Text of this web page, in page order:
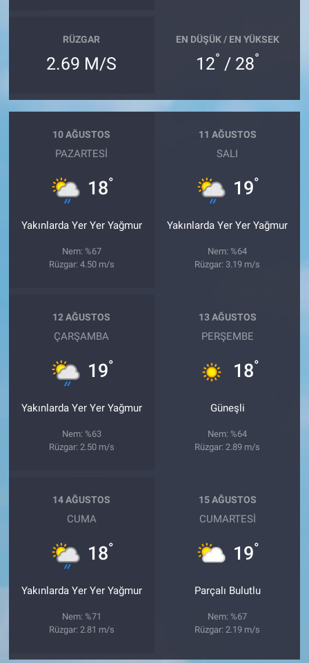
RÜZGAR
2.69 M/S
EN DÜŞÜK / EN YÜKSEK
12° / 28°
10 AĞUSTOS
PAZARTESI
18°
Yakınlarda Yer Yer Yağmur
Nem: %67
Rüzgar: 4.50 m/s
11 AĞUSTOS
SALI
19°
Yakınlarda Yer Yer Yağmur
Nem: %64
Rüzgar: 3.19 m/s
12 AĞUSTOS
ÇARŞAMBA
19°
Yakınlarda Yer Yer Yağmur
Nem: %63
Rüzgar: 2.50 m/s
13 AĞUSTOS
PERŞEMBE
18°
Güneşli
Nem: %64
Rüzgar: 2.89 m/s
14 AĞUSTOS
CUMA
18°
Yakınlarda Yer Yer Yağmur
Nem: %71
Rüzgar: 2.81 m/s
15 AĞUSTOS
CUMARTESI
19°
Parçalı Bulutlu
Nem: %67
Rüzgar: 2.19 m/s